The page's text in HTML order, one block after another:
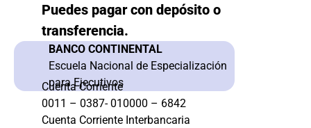
Puedes pagar con depósito o
transferencia.
BANCO CONTINENTAL
Escuela Nacional de Especialización
para Ejecutivos
Cuenta Corriente
0011 – 0387- 010000 – 6842
Cuenta Corriente Interbancaria